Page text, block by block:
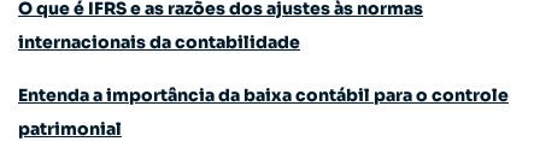
O que é IFRS e as razões dos ajustes às normas
internacionais da contabilidade
Entenda a importância da baixa contábil para o controle
patrimonial